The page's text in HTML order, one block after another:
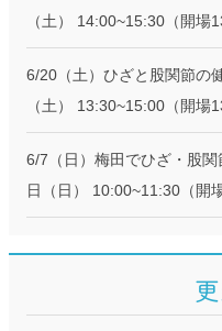
（土） 14:00~15:30（開場
6/20（土）ひざと股関節の
（土） 13:30~15:00（開場
6/7（日）梅田でひざ・股
日（日） 10:00~11:30（開